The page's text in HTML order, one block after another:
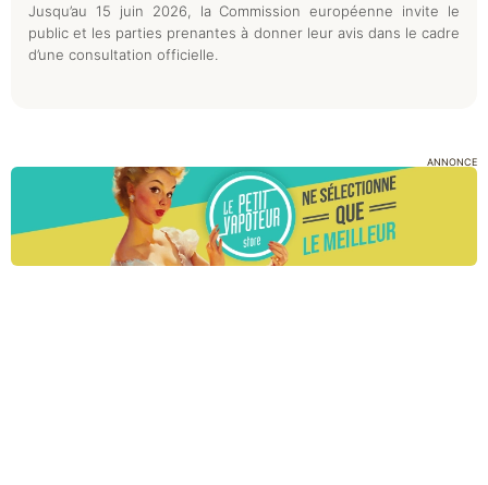
Jusqu’au 15 juin 2026, la Commission européenne invite le
public et les parties prenantes à donner leur avis dans le cadre
d’une consultation officielle.
ANNONCE